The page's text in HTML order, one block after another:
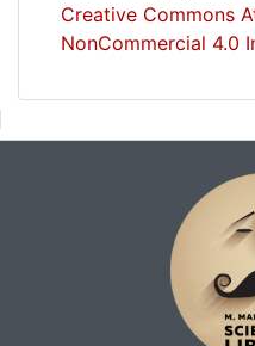
Creative Commons
NonCommercial 4.0